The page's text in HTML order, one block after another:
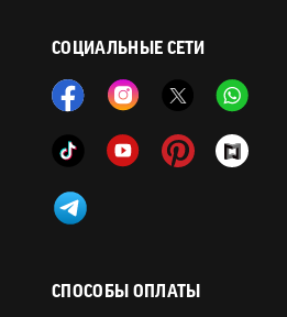
СОЦИАЛЬНЫЕ СЕТИ
СПОСОБЫ ОПЛАТЫ